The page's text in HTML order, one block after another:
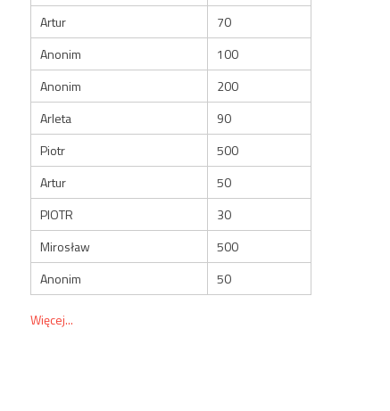
Artur
70
Anonim
100
Anonim
200
Arleta
90
Piotr
500
Artur
50
PIOTR
30
Mirosław
500
Anonim
50
Więcej...